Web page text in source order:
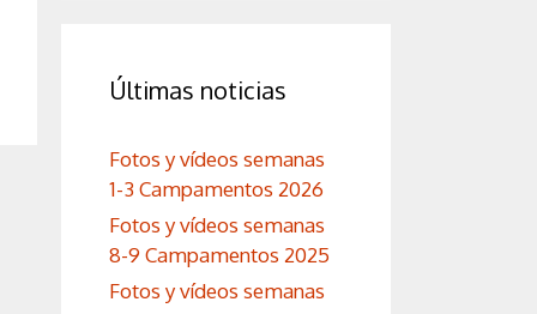
Últimas noticias
Fotos y vídeos semanas
1-3 Campamentos 2026
Fotos y vídeos semanas
8-9 Campamentos 2025
Fotos y vídeos semanas